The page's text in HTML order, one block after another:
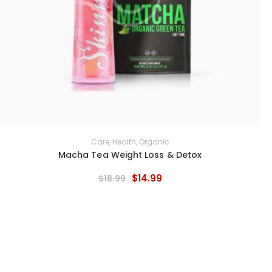
Care, Health, Organic
Macha Tea Weight Loss & Detox
$18.99 $14.99